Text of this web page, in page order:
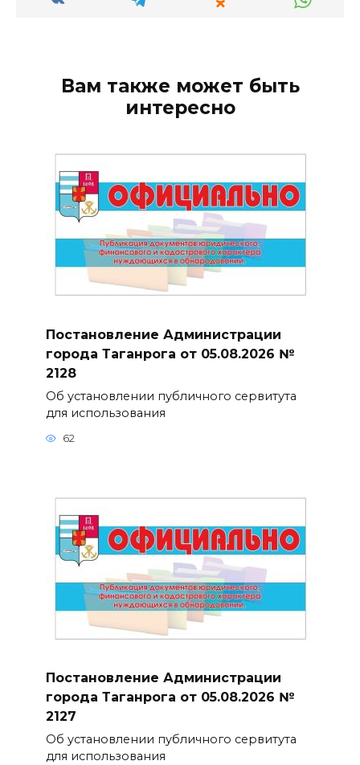
Вам также может быть
интересно
Постановление Администрации
города Таганрога от 05.08.2026 №
2128
Об установлении публичного сервитута
для использования
62
Постановление Администрации
города Таганрога от 05.08.2026 №
2127
Об установлении публичного сервитута
для использования